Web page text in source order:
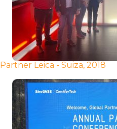
Partner Leica - Suiza, 2018